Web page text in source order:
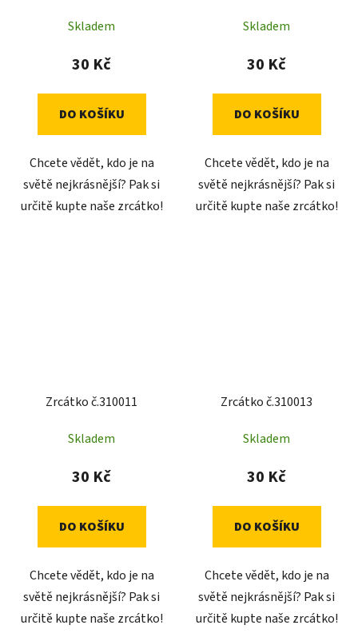
Skladem
30 Kč
DO KOŠÍKU
Chcete vědět, kdo je na
světě nejkrásnější? Pak si
určitě kupte naše zrcátko!
Skladem
30 Kč
DO KOŠÍKU
Chcete vědět, kdo je na
světě nejkrásnější? Pak si
určitě kupte naše zrcátko!
Zrcátko č.310011
Skladem
30 Kč
DO KOŠÍKU
Chcete vědět, kdo je na
světě nejkrásnější? Pak si
určitě kupte naše zrcátko!
Zrcátko č.310013
Skladem
30 Kč
DO KOŠÍKU
Chcete vědět, kdo je na
světě nejkrásnější? Pak si
určitě kupte naše zrcátko!